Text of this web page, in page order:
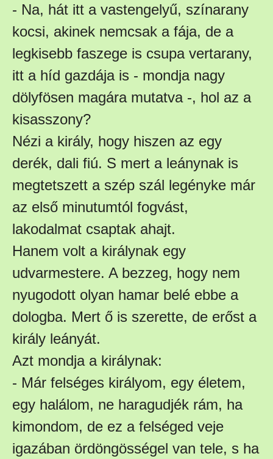
- Na, hát itt a vastengelyű, színarany
kocsi, akinek nemcsak a fája, de a
legkisebb faszege is csupa vertarany,
itt a híd gazdája is - mondja nagy
dölyfösen magára mutatva -, hol az a
kisasszony?
Nézi a király, hogy hiszen az egy
derék, dali fiú. S mert a leánynak is
megtetszett a szép szál legényke már
az első minutumtól fogvást,
lakodalmat csaptak ahajt.
Hanem volt a királynak egy
udvarmestere. A bezzeg, hogy nem
nyugodott olyan hamar belé ebbe a
dologba. Mert ő is szerette, de erőst a
király leányát.
Azt mondja a királynak:
- Már felséges királyom, egy életem,
egy halálom, ne haragudjék rám, ha
kimondom, de ez a felséged veje
igazában ördöngösségel van tele, s ha